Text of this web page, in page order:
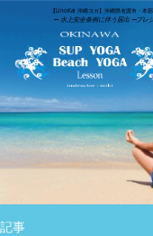
【LinoKai 沖縄ヨガ】沖縄県名護市・本
➖ 水上安全条例に伴う届出 ➖プレ
記事